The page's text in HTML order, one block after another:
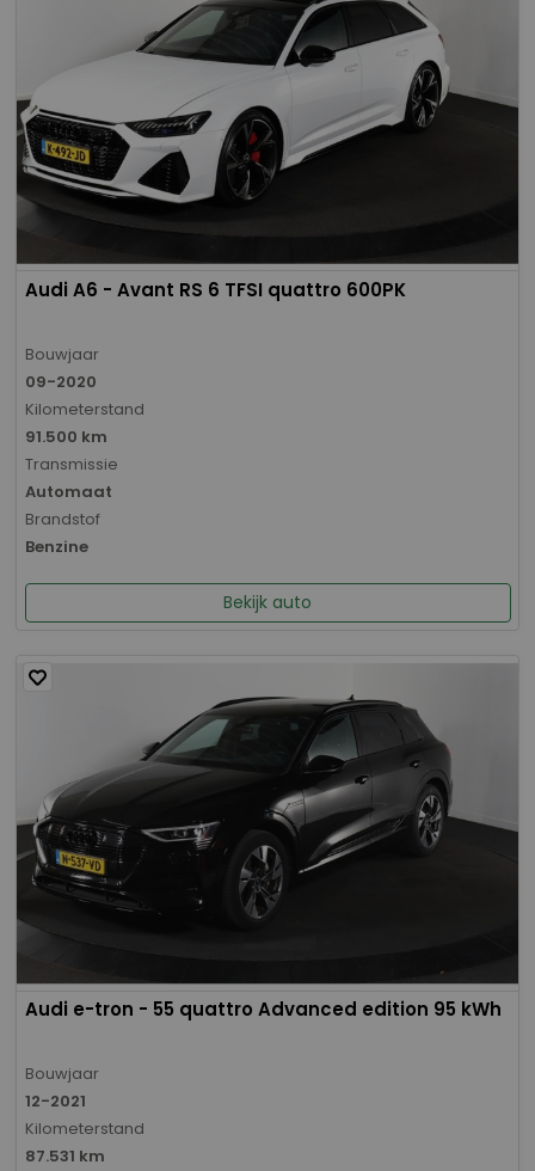
Audi A6 - Avant RS 6 TFSI quattro 600PK
Bouwjaar
09-2020
Kilometerstand
91.500 km
Transmissie
Automaat
Brandstof
Benzine
Bekijk auto
Audi e-tron - 55 quattro Advanced edition 95 kWh
Bouwjaar
12-2021
Kilometerstand
87.531 km